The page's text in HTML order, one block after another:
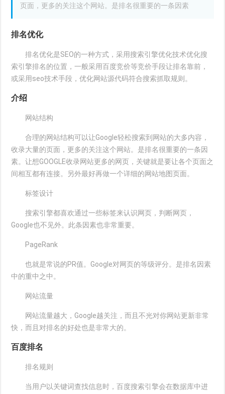
页面，更多的关注这个网站。是排名很重要的一条因素
排名优化
排名优化是SEO的一种方式，采用搜索引擎优化技术优化搜
索引擎排名的位置，一般采用百度竞价等竞价手段让排名靠前，
或采用seo技术手段，优化网站源代码符合搜索抓取规则。
介绍
网站结构
合理的网站结构可以让Google轻松搜索到网站的大多内容，
收录大量的页面，更多的关注这个网站。是排名很重要的一条因
素。让想GOOGLE收录网站更多的网页，关键就是要让各个页面之
间相互都有连接。另外最好再做一个详细的网站地图页面。
标签设计
搜索引擎都喜欢通过一些标签来认识网页，判断网页，
Google也不见外。此条因素也非常重要。
PageRank
也就是常说的PR值。Google对网页的等级评分。是排名因素
中的重中之中。
网站流量
网站流量越大，Google越关注，而且不光对你网站更新非常
快，而且对排名的好处也是非常大的。
百度排名
排名规则
当用户以关键词查找信息时，百度搜索引擎会在数据库中进